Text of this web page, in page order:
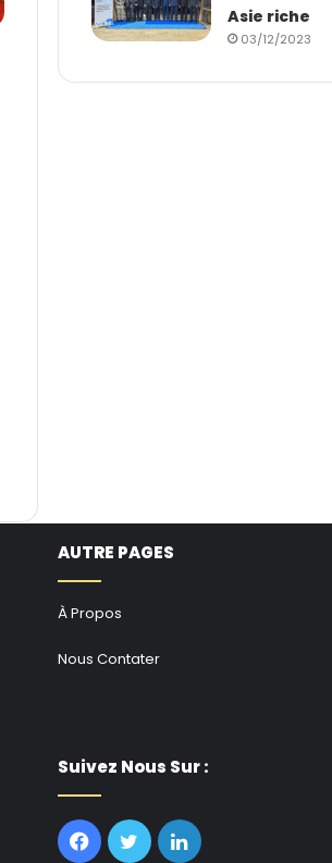
Asie riche
03/12/2023
AUTRE PAGES
À Propos
Nous Contater
Suivez Nous Sur :
Facebook
TwitterLinkedin